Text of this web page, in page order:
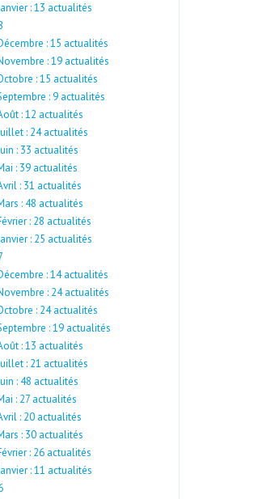
: 13 actualités
: 15 actualités
: 19 actualités
: 15 actualités
: 9 actualités
: 12 actualités
: 24 actualités
: 33 actualités
: 39 actualités
: 31 actualités
: 48 actualités
: 28 actualités
: 25 actualités
: 14 actualités
: 24 actualités
: 24 actualités
: 19 actualités
: 13 actualités
: 21 actualités
: 48 actualités
: 27 actualités
: 20 actualités
: 30 actualités
: 26 actualités
: 11 actualités